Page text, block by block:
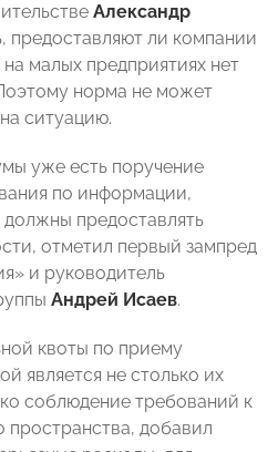
Александр
предоставляют ли компании
малых предприятиях нет
норма не может
ситуацию.
уже есть поручение
по информации,
предоставлять
отметил первый зампред
и руководитель
Андрей Исаев.
квоты по приему
является не столько их
соблюдение требований к
пространства, добавил